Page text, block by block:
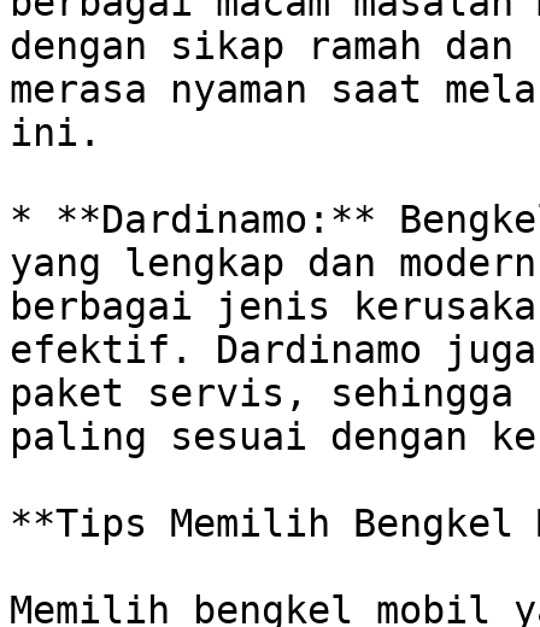
dengan sikap ramah
merasa nyaman saat
ini.
* **Dardinamo:**
yang lengkap dan
berbagai jenis
efektif. Dardinamo juga
paket servis, sehingga
paling sesuai dengan
**Tips Memilih
Memilih bengkel mobil